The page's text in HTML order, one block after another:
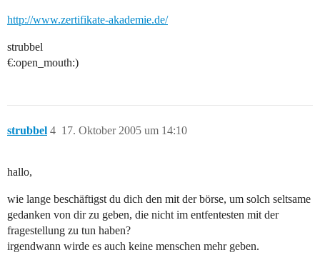
http://www.zertifikate-akademie.de/
strubbel
€:open_mouth:)
strubbel 17. Oktober 2005 um 14:10
4
hallo,
wie lange beschäftigst du dich den mit der börse, um solch seltsame
gedanken von dir zu geben, die nicht im entfentesten mit der
fragestellung zu tun haben?
irgendwann wirde es auch keine menschen mehr geben.